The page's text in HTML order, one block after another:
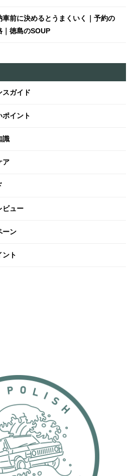
前に決めるとうまくいく｜予約の
徳島のSOUP
スガイド
イント
識
ア
ビュー
ーン
ント